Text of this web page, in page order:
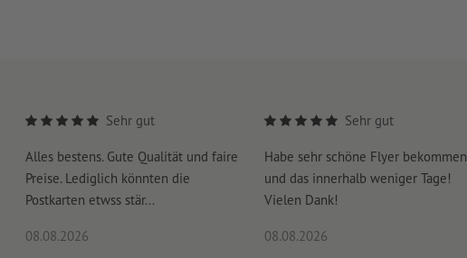
Sehr gut
Alles bestens. Gute Qualität und faire
Preise. Lediglich könnten die
Postkarten etwss stär...
08.08.2026
Sehr gut
Habe sehr schöne Flyer bekommen
und das innerhalb weniger Tage!
Vielen Dank!
08.08.2026